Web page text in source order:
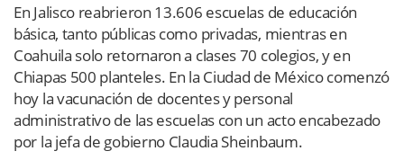
En Jalisco reabrieron 13.606 escuelas de educación
básica, tanto públicas como privadas, mientras en
Coahuila solo retornaron a clases 70 colegios, y en
Chiapas 500 planteles. En la Ciudad de México comenzó
hoy la vacunación de docentes y personal
administrativo de las escuelas con un acto encabezado
por la jefa de gobierno Claudia Sheinbaum.